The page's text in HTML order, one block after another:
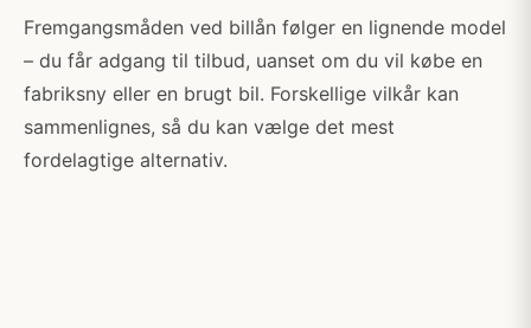
Fremgangsmåden ved billån følger en lignende model
– du får adgang til tilbud, uanset om du vil købe en
fabriksny eller en brugt bil. Forskellige vilkår kan
sammenlignes, så du kan vælge det mest
fordelagtige alternativ.